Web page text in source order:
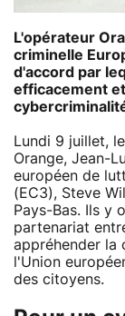
L'opérateur
criminelle
d'accord par
efficacement
Lundi 9 juillet,
Orange, Jean-
européen de
(EC3), Steve
Pays-Bas. Ils y
partenariat
appréhender la
l'Union
des citoyens.